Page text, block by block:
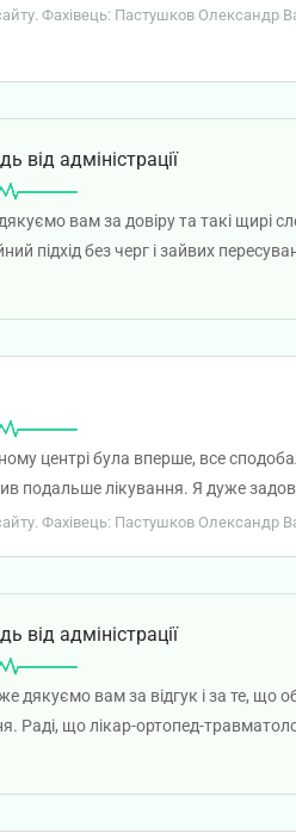
та процвітання!
Фахівець: Пастушков Олександр
від адміністрації
вам за довіру та такі щирі
підхід без черг і зайвих
центрі була вперше, все
подальше лікування. Я дуже
Фахівець: Пастушков Олександр
від адміністрації
дякуємо вам за відгук і за те,
Раді, що лікар-ортопед-